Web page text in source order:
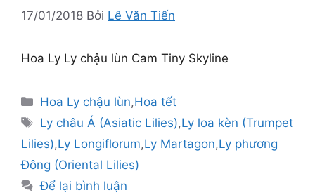
17/01/2018 Bởi Lê Văn Tiến
Hoa Ly Ly chậu lùn Cam Tiny Skyline
Danh
mục
Hoa Ly chậu lùn,Hoa tết
Thẻ
Ly châu Á (Asiatic Lilies),Ly loa kèn (Trumpet
Lilies),Ly Longiflorum,Ly Martagon,Ly phương
Đông (Oriental Lilies)
Để lại bình luận